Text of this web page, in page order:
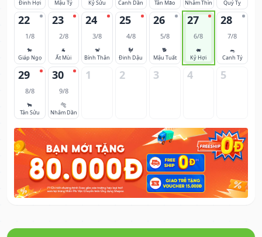
Đinh Hợi
Mậu Tý
Kỷ Sửu
Canh Dần
Tân Mão
Nhâm Thìn
Quý Tỵ
22
1/8
🐎
Giáp Ngọ
23
2/8
🐐
Ất Mùi
24
3/8
🐒
Bính Thân
25
4/8
🐓
Đinh Dậu
26
5/8
🐕
Mậu Tuất
27
6/8
🐖
Kỷ Hợi
28
7/8
🐀
Canh Tý
29
8/8
🐂
Tân Sửu
30
9/8
🐅
Nhâm Dần
1 2 3 4 5